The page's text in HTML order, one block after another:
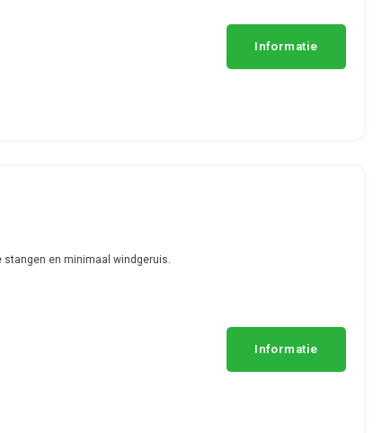
Informatie
stangen en minimaal windgeruis.
Informatie